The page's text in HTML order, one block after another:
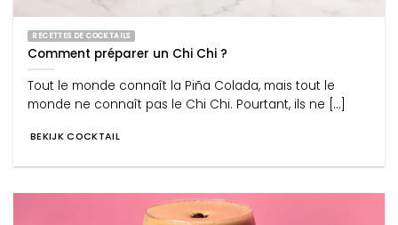
RECETTES DE COCKTAILS
Comment préparer un Chi Chi ?
Tout le monde connaît la Piña Colada, mais tout le
monde ne connaît pas le Chi Chi. Pourtant, ils ne [...]
BEKIJK COCKTAIL